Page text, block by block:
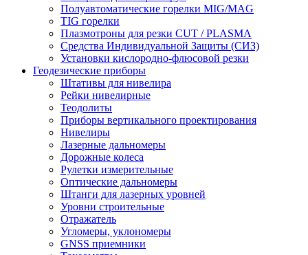
Полуавтоматические горелки MIG/MAG
TIG горелки
Плазмотроны для резки CUT / PLASMA
Средства Индивидуальной Защиты (СИЗ)
Установки кислородно-флюсовой резки
Геодезические приборы
Штативы для нивелира
Рейки нивелирные
Теодолиты
Приборы вертикального проектирования
Нивелиры
Лазерные дальномеры
Дорожные колеса
Рулетки измерительные
Оптические дальномеры
Штанги для лазерных уровней
Уровни строительные
Отражатель
Угломеры, уклономеры
GNSS приемники